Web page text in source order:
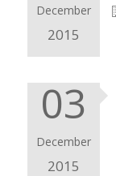
December
2015
03
December
2015